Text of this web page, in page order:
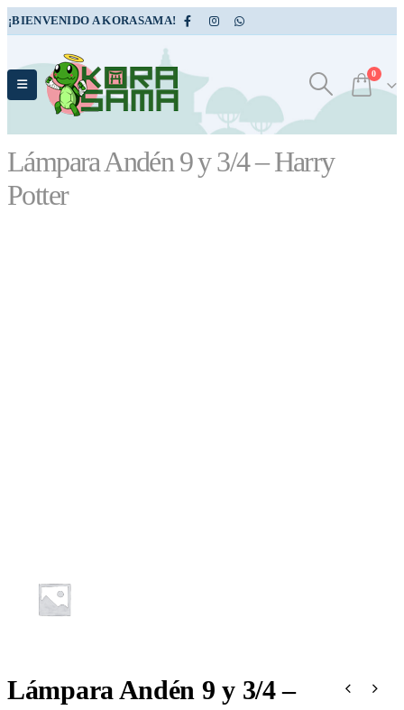
¡BIENVENIDO A KORASAMA!
0
Lámpara Andén 9 y 3/4 – Harry
Potter
Lámpara Andén 9 y 3/4 –